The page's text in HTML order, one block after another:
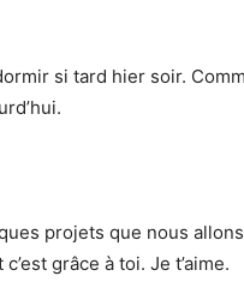
si tard hier soir.
projets que nous
grâce à toi. Je t’aime.